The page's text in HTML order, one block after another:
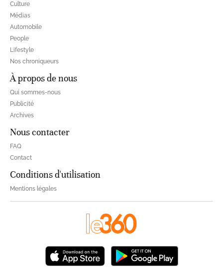
Culture
Médias
Automobile
People
Lifestyle
Nos chroniqueurs
À propos de nous
Qui sommes-nous
Publicité
Archives
Nous contacter
FAQ
Contact
Conditions d'utilisation
Mentions légales